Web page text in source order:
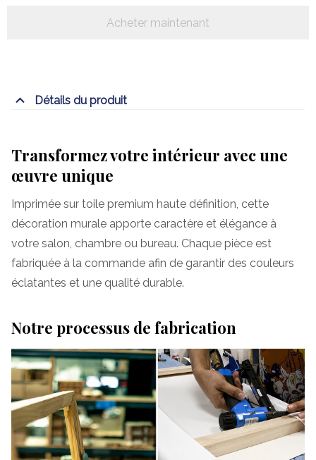
Acheter maintenant
Détails du produit
Transformez votre intérieur avec une
œuvre unique
Imprimée sur toile premium haute définition, cette
décoration murale apporte caractère et élégance à
votre salon, chambre ou bureau. Chaque pièce est
fabriquée à la commande afin de garantir des couleurs
éclatantes et une qualité durable.
Notre processus de fabrication